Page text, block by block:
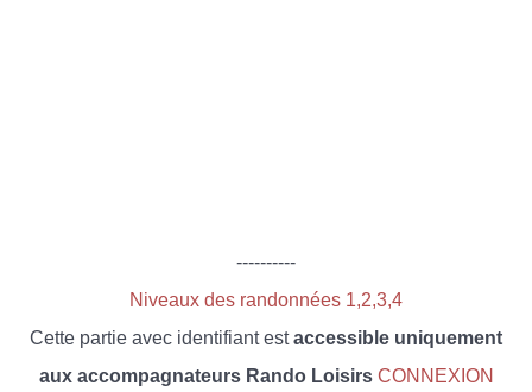
----------
Niveaux des randonnées 1,2,3,4
Cette partie avec identifiant estaccessible uniquement
aux accompagnateurs Rando Loisirs CONNEXION